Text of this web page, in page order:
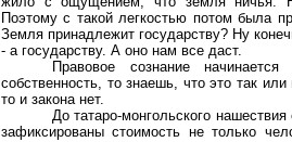
Поэтому с такой легкостью потом была
Земля принадлежит государству? Ну
- а государству. А оно нам все даст.
Правовое сознание
собственность, то знаешь, что это так
то и закона нет.
До татаро-монгольского
зафиксированы стоимость не только